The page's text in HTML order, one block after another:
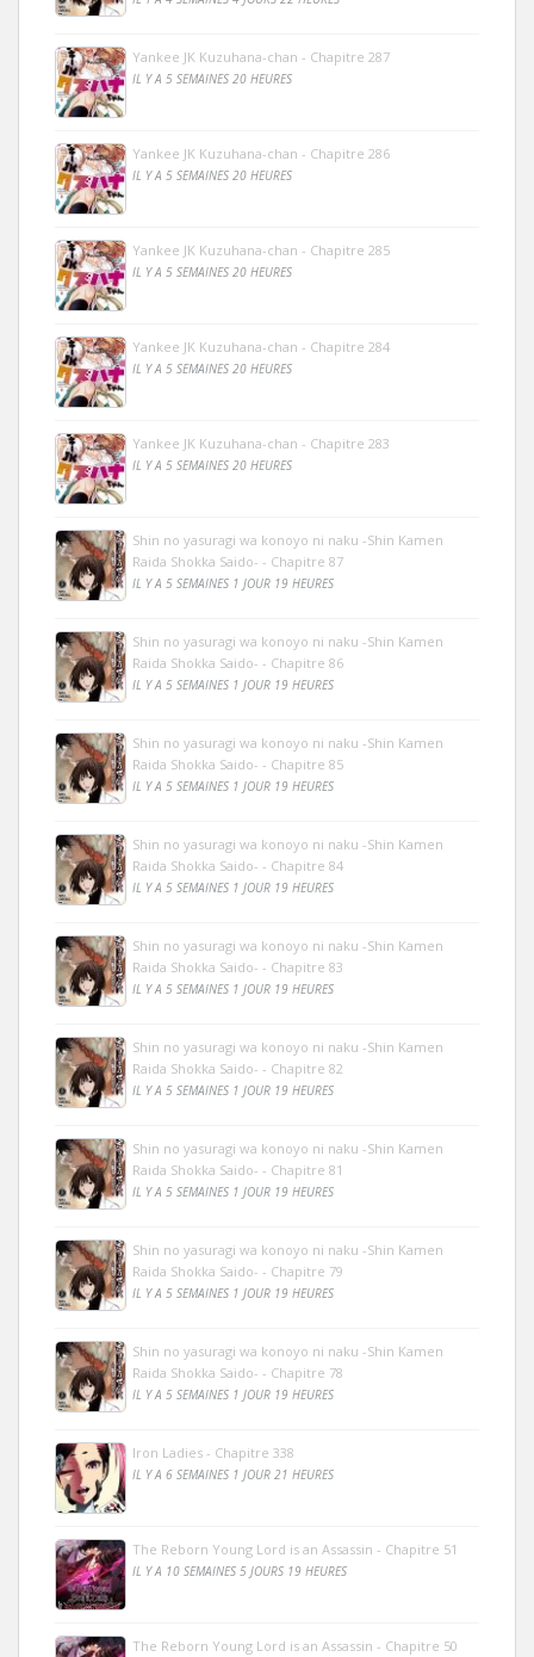
Yankee JK Kuzuhana-chan - Chapitre 287
IL Y A 5 SEMAINES 20 HEURES
Yankee JK Kuzuhana-chan - Chapitre 286
IL Y A 5 SEMAINES 20 HEURES
Yankee JK Kuzuhana-chan - Chapitre 285
IL Y A 5 SEMAINES 20 HEURES
Yankee JK Kuzuhana-chan - Chapitre 284
IL Y A 5 SEMAINES 20 HEURES
Yankee JK Kuzuhana-chan - Chapitre 283
IL Y A 5 SEMAINES 20 HEURES
Shin no yasuragi wa konoyo ni naku -Shin Kamen
Raida Shokka Saido- - Chapitre 87
IL Y A 5 SEMAINES 1 JOUR 19 HEURES
Shin no yasuragi wa konoyo ni naku -Shin Kamen
Raida Shokka Saido- - Chapitre 86
IL Y A 5 SEMAINES 1 JOUR 19 HEURES
Shin no yasuragi wa konoyo ni naku -Shin Kamen
Raida Shokka Saido- - Chapitre 85
IL Y A 5 SEMAINES 1 JOUR 19 HEURES
Shin no yasuragi wa konoyo ni naku -Shin Kamen
Raida Shokka Saido- - Chapitre 84
IL Y A 5 SEMAINES 1 JOUR 19 HEURES
Shin no yasuragi wa konoyo ni naku -Shin Kamen
Raida Shokka Saido- - Chapitre 83
IL Y A 5 SEMAINES 1 JOUR 19 HEURES
Shin no yasuragi wa konoyo ni naku -Shin Kamen
Raida Shokka Saido- - Chapitre 82
IL Y A 5 SEMAINES 1 JOUR 19 HEURES
Shin no yasuragi wa konoyo ni naku -Shin Kamen
Raida Shokka Saido- - Chapitre 81
IL Y A 5 SEMAINES 1 JOUR 19 HEURES
Shin no yasuragi wa konoyo ni naku -Shin Kamen
Raida Shokka Saido- - Chapitre 79
IL Y A 5 SEMAINES 1 JOUR 19 HEURES
Shin no yasuragi wa konoyo ni naku -Shin Kamen
Raida Shokka Saido- - Chapitre 78
IL Y A 5 SEMAINES 1 JOUR 19 HEURES
Iron Ladies - Chapitre 338
IL Y A 6 SEMAINES 1 JOUR 21 HEURES
The Reborn Young Lord is an Assassin - Chapitre 51
IL Y A 10 SEMAINES 5 JOURS 19 HEURES
The Reborn Young Lord is an Assassin - Chapitre 50